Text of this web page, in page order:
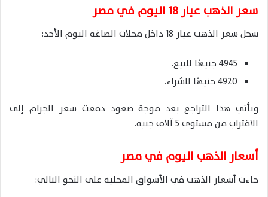
سعر الذهب عيار 18 اليوم في مصر
سجل سعر الذهب عيار 18 داخل محلات الصاغة اليوم الأحد:
4945 جنيهًا للبيع.
4920 جنيهًا للشراء.
ويأتي هذا التراجع بعد موجة صعود دفعت سعر الجرام إلى
الاقتراب من مستوى 5 آلاف جنيه.
أسعار الذهب اليوم في مصر
جاءت أسعار الذهب في الأسواق المحلية على النحو التالي: